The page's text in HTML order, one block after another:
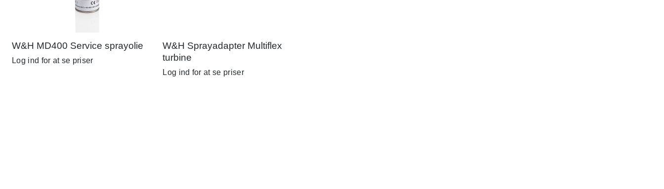
W&H MD400 Service sprayolie
Log ind for at se priser
W&H Sprayadapter Multiflex
turbine
Log ind for at se priser